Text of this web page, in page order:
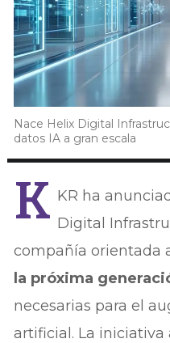
Nace Helix Digital
datos IA a gran escala
K KR ha
Digital
compañía orientada
la próxima
necesarias para el
artificial. La iniciativa